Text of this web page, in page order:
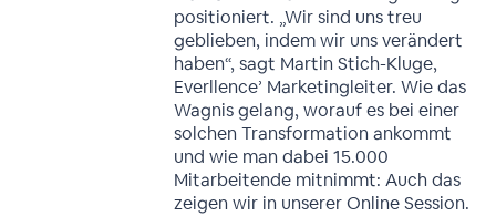
positioniert. „Wir sind uns treu
geblieben, indem wir uns verändert
haben“, sagt Martin Stich-Kluge,
Everllence’ Marketingleiter. Wie das
Wagnis gelang, worauf es bei einer
solchen Transformation ankommt
und wie man dabei 15.000
Mitarbeitende mitnimmt: Auch das
zeigen wir in unserer Online Session.